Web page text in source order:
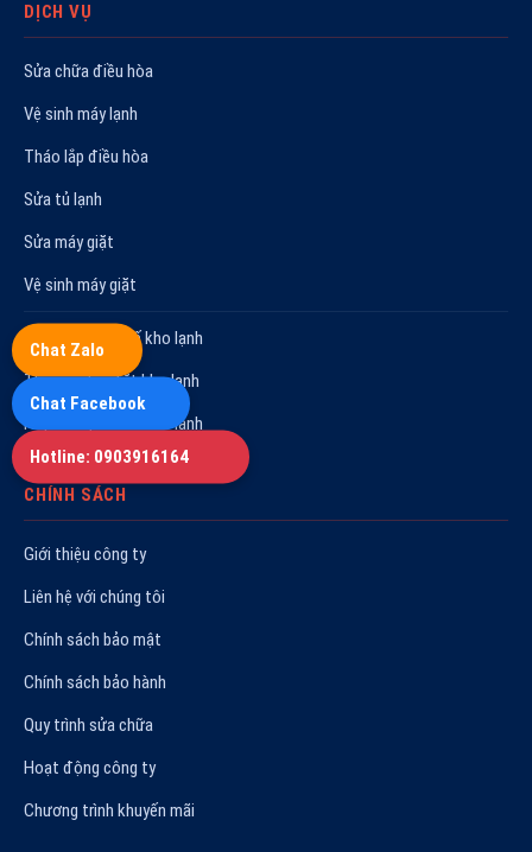
DỊCH VỤ
Sửa chữa điều hòa
Vệ sinh máy lạnh
Tháo lắp điều hòa
Sửa tủ lạnh
Sửa máy giặt
Vệ sinh máy giặt
Tư vấn & thiết kế kho lạnh
Thi công lắp đặt kho lạnh
Hợp đồng bảo trì kho lạnh
CHÍNH SÁCH
Giới thiệu công ty
Liên hệ với chúng tôi
Chính sách bảo mật
Chính sách bảo hành
Quy trình sửa chữa
Hoạt động công ty
Chương trình khuyến mãi
Chat Zalo
Chat Facebook
Hotline: 0903916164